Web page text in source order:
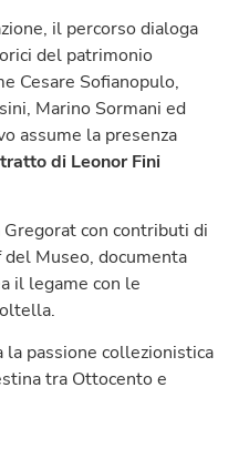
il percorso dialoga
del patrimonio
Cesare Sofianopulo,
Marino Sormani ed
assume la presenza
di Leonor Fini
Gregorat con contributi di
Museo, documenta
il legame con le
passione collezionistica
tra Ottocento e